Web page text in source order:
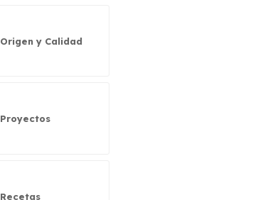
Origen y Calidad
Proyectos
Recetas